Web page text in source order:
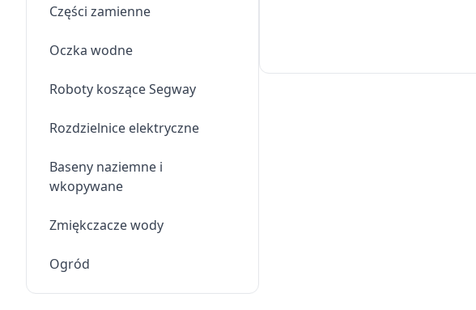
Części zamienne
Oczka wodne
Roboty koszące Segway
Rozdzielnice elektryczne
Baseny naziemne i
wkopywane
Zmiękczacze wody
Ogród